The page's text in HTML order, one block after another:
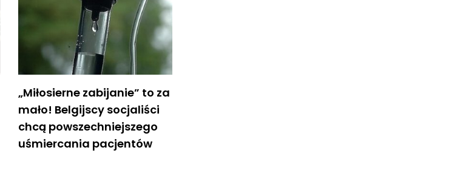
„Miłosierne zabijanie” to za
mało! Belgijscy socjaliści
chcą powszechniejszego
uśmiercania pacjentów